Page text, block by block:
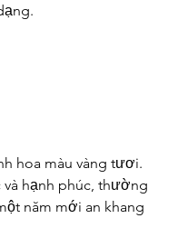
hoa màu vàng tươi.
hạnh phúc, thường
năm mới an khang